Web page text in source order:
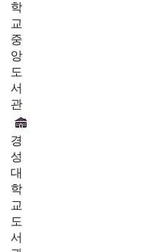
학
교
중
앙
도
서
관
경
성
대
학
교
도
서